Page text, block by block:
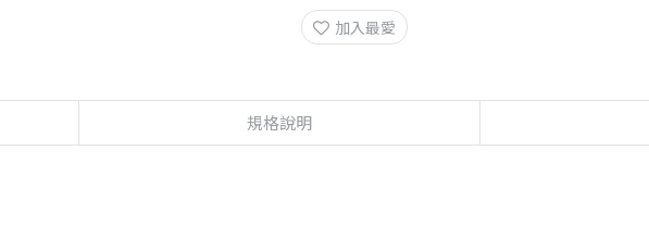
加入最愛
規格說明